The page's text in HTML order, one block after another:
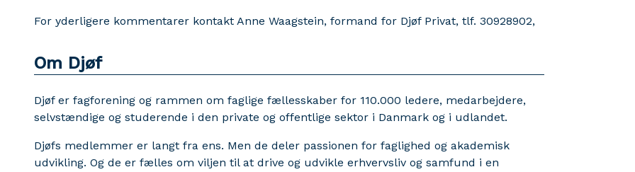
For yderligere kommentarer kontakt Anne Waagstein, formand for Djøf Privat, tlf. 30928902,
Om Djøf
Djøf er fagforening og rammen om faglige fællesskaber for 110.000 ledere, medarbejdere,
selvstændige og studerende i den private og offentlige sektor i Danmark og i udlandet.
Djøfs medlemmer er langt fra ens. Men de deler passionen for faglighed og akademisk
udvikling. Og de er fælles om viljen til at drive og udvikle erhvervsliv og samfund i en